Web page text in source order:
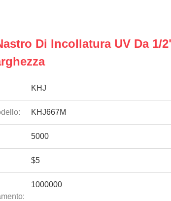
Di Incollatura UV Da 1/
KHJ
KHJ667M
5000
$5
1000000